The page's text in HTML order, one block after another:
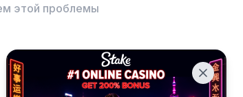
этой проблемы